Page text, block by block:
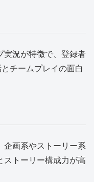
実況が特徴で、登録者
チームプレイの面白
企画系やストーリー系
トーリー構成力が高